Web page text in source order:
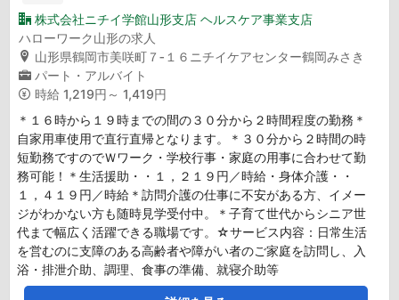
株式会社ニチイ学館山形支店 ヘルスケア事業支店
ハローワーク山形の求人
山形県鶴岡市美咲町７‐１６ニチイケアセンター鶴岡みさき
パート・アルバイト
時給 1,219円～ 1,419円
＊１６時から１９時までの間の３０分から２時間程度の勤務＊
自家用車使用で直行直帰となります。＊３０分から２時間の時
短勤務ですのでＷワーク・学校行事・家庭の用事に合わせて勤
務可能！＊生活援助・・１，２１９円／時給・身体介護・・
１，４１９円／時給＊訪問介護の仕事に不安がある方、イメー
ジがわかない方も随時見学受付中。＊子育て世代からシニア世
代まで幅広く活躍できる職場です。☆サービス内容：日常生活
を営むのに支障のある高齢者や障がい者のご家庭を訪問し、入
浴・排泄介助、調理、食事の準備、就寝介助等